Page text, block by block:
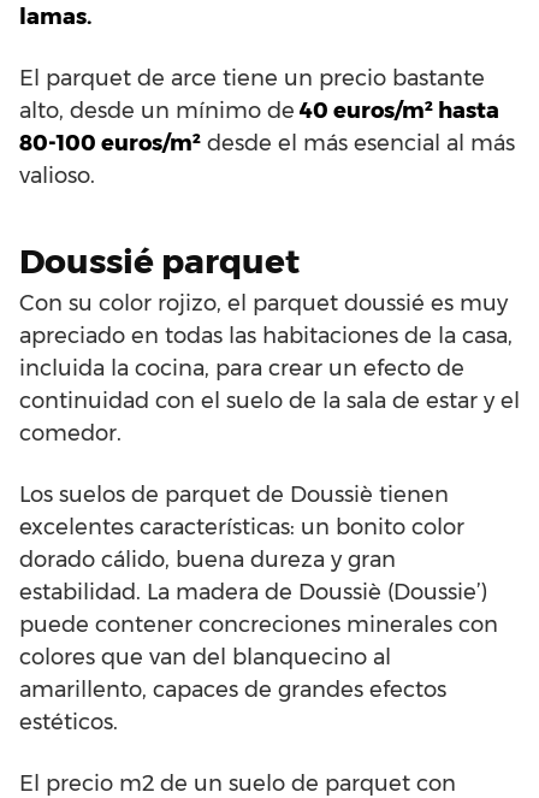
lamas.
El parquet de arce tiene un precio bastante
alto, desde un mínimo de 40 euros/m² hasta
80-100 euros/m² desde el más esencial al más
valioso.
Doussié parquet
Con su color rojizo, el parquet doussié es muy
apreciado en todas las habitaciones de la casa,
incluida la cocina, para crear un efecto de
continuidad con el suelo de la sala de estar y el
comedor.
Los suelos de parquet de Doussiè tienen
excelentes características: un bonito color
dorado cálido, buena dureza y gran
estabilidad. La madera de Doussiè (Doussie’)
puede contener concreciones minerales con
colores que van del blanquecino al
amarillento, capaces de grandes efectos
estéticos.
El precio m2 de un suelo de parquet con